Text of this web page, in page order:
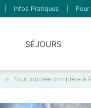
Infos Pratiques
SÉJOURS
> Tour journée complète à